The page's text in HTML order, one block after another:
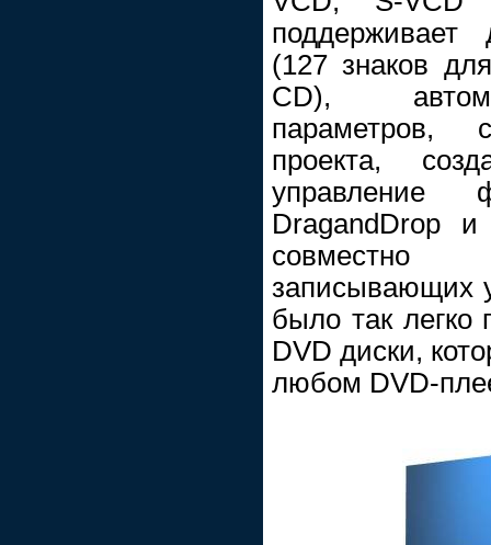
(127 знаков
CD),
параметров,
проекта,
DragandDrop и
записывающих
было так
DVD диски,
любом DVD-